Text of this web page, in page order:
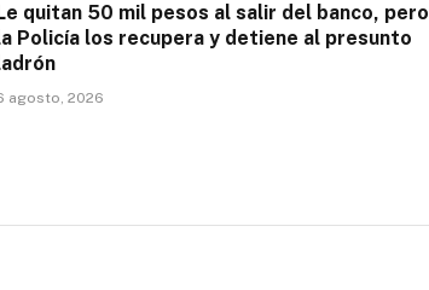
Le quitan 50 mil pesos al salir del banco, pero
Policía los recupera y detiene al presunto
agosto, 2026